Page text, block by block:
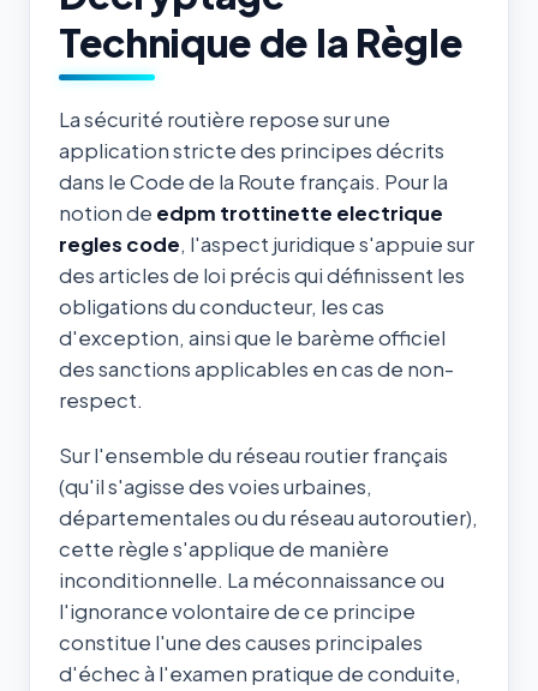
Technique de la Règle
La sécurité routière repose sur une
application stricte des principes décrits
dans le Code de la Route français. Pour la
notion de edpm trottinette electrique
regles code, l'aspect juridique s'appuie sur
des articles de loi précis qui définissent les
obligations du conducteur, les cas
d'exception, ainsi que le barème officiel
des sanctions applicables en cas de non-
respect.
Sur l'ensemble du réseau routier français
(qu'il s'agisse des voies urbaines,
départementales ou du réseau autoroutier),
cette règle s'applique de manière
inconditionnelle. La méconnaissance ou
l'ignorance volontaire de ce principe
constitue l'une des causes principales
d'échec à l'examen pratique de conduite,